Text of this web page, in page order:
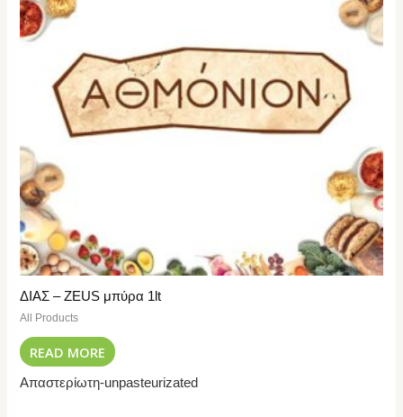
ΔΙΑΣ – ZEUS μπύρα 1lt
All Products
READ MORE
Απαστερίωτη-unpasteurizated